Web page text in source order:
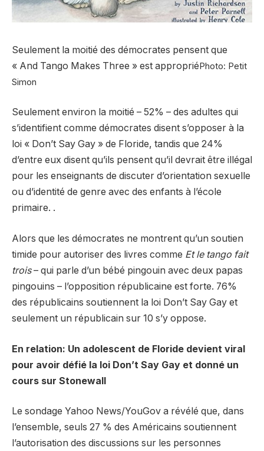
Seulement la moitié des démocrates pensent que
« And Tango Makes Three » est appropriéPhoto: Petit
Simon
Seulement environ la moitié – 52% – des adultes qui
s’identifient comme démocrates disent s’opposer à la
loi « Don’t Say Gay » de Floride, tandis que 24%
d’entre eux disent qu’ils pensent qu’il devrait être illégal
pour les enseignants de discuter d’orientation sexuelle
ou d’identité de genre avec des enfants à l’école
primaire. .
Alors que les démocrates ne montrent qu’un soutien
timide pour autoriser des livres comme Et le tango fait
trois– qui parle d’un bébé pingouin avec deux papas
pingouins – l’opposition républicaine est forte. 76%
des républicains soutiennent la loi Don’t Say Gay et
seulement un républicain sur 10 s’y oppose.
En relation: Un adolescent de Floride devient viral
pour avoir défié la loi Don’t Say Gay et donné un
cours sur Stonewall
Le sondage Yahoo News/YouGov a révélé que, dans
l’ensemble, seuls 27 % des Américains soutiennent
l’autorisation des discussions sur les personnes